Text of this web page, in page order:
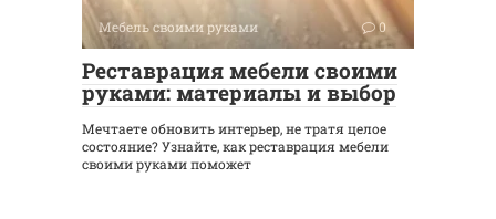
Мебель своими руками 0
Реставрация мебели своими
руками: материалы и выбор
Мечтаете обновить интерьер, не тратя целое
состояние? Узнайте, как реставрация мебели
своими руками поможет